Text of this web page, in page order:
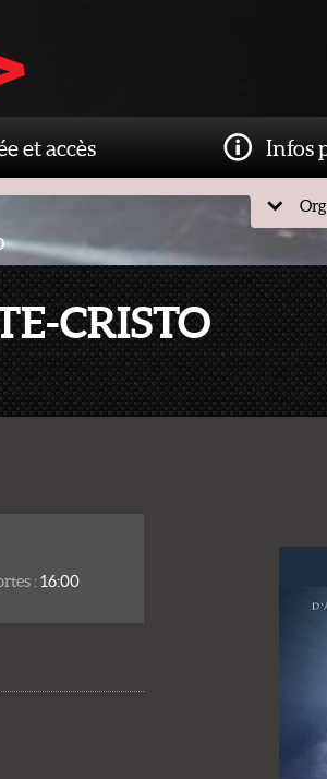
et accès Infos
CRISTO
:16:00